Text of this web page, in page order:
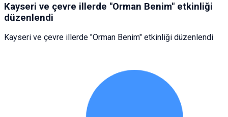
Kayseri ve çevre illerde "Orman Benim" etkinliği
düzenlendi
Kayseri ve çevre illerde "Orman Benim" etkinliği düzenlendi